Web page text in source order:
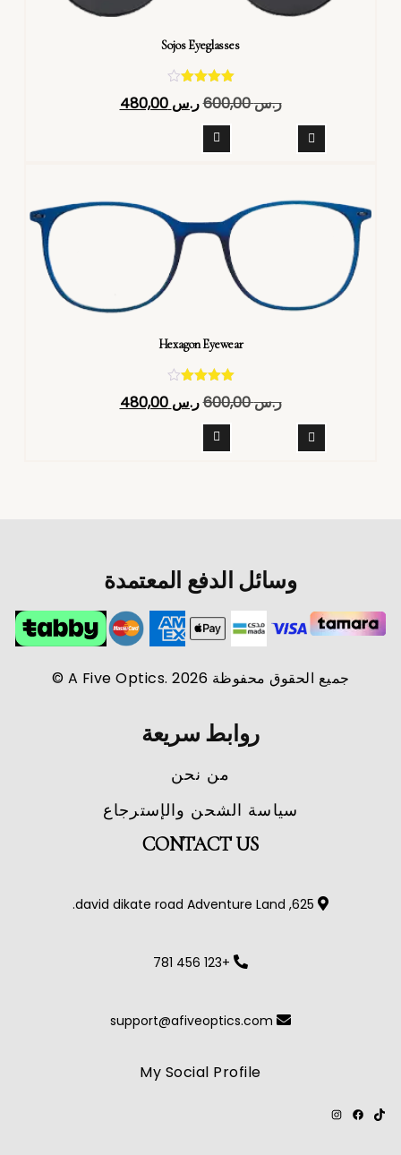
Sojos Eyeglasses
تم التقييم
4.40
ر.س600,00 ر.س 480,00
Hexagon Eyewear
4.40
ر.س600,00 ر.س 480,00
وسائل الدفع المعتمدة
جميع الحقوق محفوظة A Five Optics. 2026 ©
روابط سريعة
من نحن
سياسة الشحن والإسترجاع
CONTACT US
625, david dikate road Adventure Land.
+123 456 781
support@afiveoptics.com
My Social Profile